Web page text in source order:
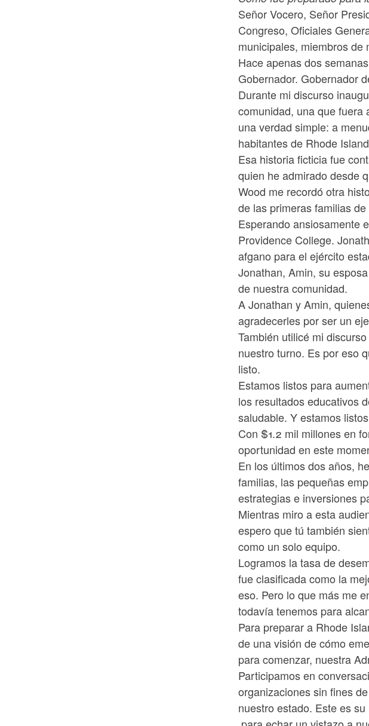
Señor Vocero, Señor
Congreso, Oficiales
municipales, miembros de
Hace apenas dos
Gobernador. Gobernador
Durante mi discurso
comunidad, una que fuera
una verdad simple: a
habitantes de Rhode
Esa historia ficticia fue
quien he admirado desde
Wood me recordó otra
de las primeras familias
Esperando ansiosamente
Providence College.
afgano para el ejército
Jonathan, Amin, su
de nuestra comunidad.
A Jonathan y Amin,
agradecerles por ser un
También utilicé mi
nuestro turno. Es por eso
listo.
Estamos listos para
los resultados educativos
saludable. Y estamos
Con $1.2 mil millones en
oportunidad en este
En los últimos dos años,
familias, las pequeñas
estrategias e inversiones
Mientras miro a esta
espero que tú también
como un solo equipo.
Logramos la tasa de
fue clasificada como la
eso. Pero lo que más me
todavía tenemos para
Para preparar a Rhode
de una visión de cómo
para comenzar, nuestra
Participamos en
organizaciones sin fines
nuestro estado. Este es